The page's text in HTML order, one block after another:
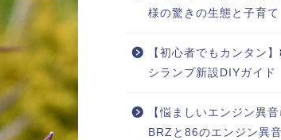
様の驚きの生態と子育て
【初心者でもカンタン
シランプ新設DIYガイド
【悩ましいエンジン異
BRZと86のエンジン異